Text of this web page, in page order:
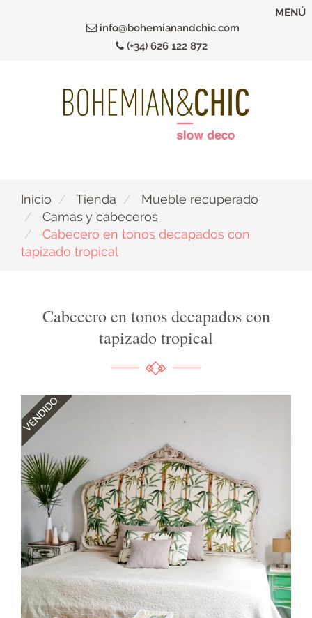
info@bohemianandchic.com
(+34) 626 122 872
MENÚ
Inicio Tienda
Mueble recuperado
Camas y cabeceros
Cabecero en tonos decapados con
tapizado tropical
Cabecero en tonos decapados con
tapizado tropical